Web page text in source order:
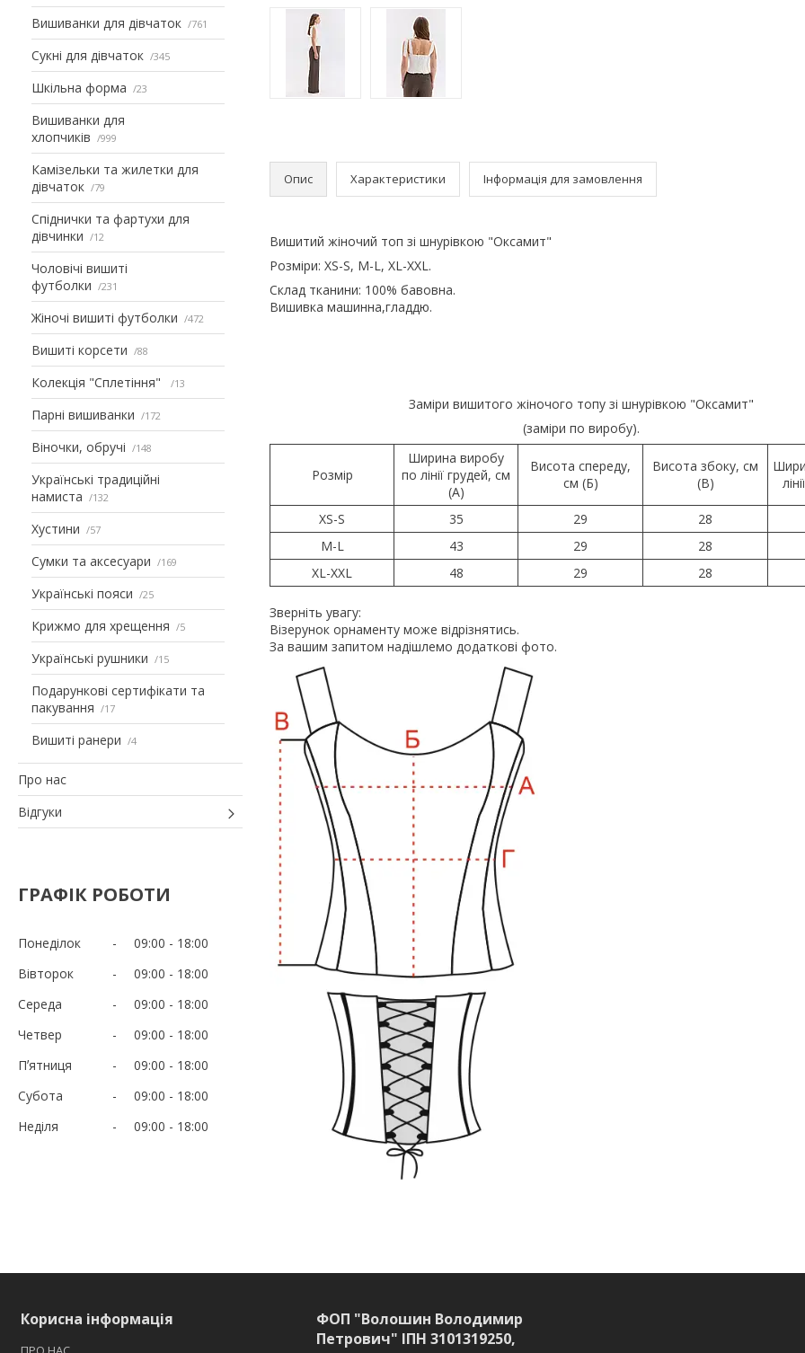
Вишиванки для дівчаток 761
Сукні для дівчаток 345
Шкільна форма 23
Вишиванки для
хлопчиків
999
Камізельки та жилетки для
дівчаток
79
Спіднички та фартухи для
дівчинки
12
Чоловічі вишиті
футболки
231
Жіночі вишиті футболки 472
Вишиті корсети 88
Колекція "Сплетіння" 13
Парні вишиванки 172
Віночки, обручі 148
Українські традиційні
намиста
132
Хустини 57
Сумки та аксесуари 169
Українські пояси 25
Крижмо для хрещення 5
Українські рушники 15
Подарункові сертифікати та
пакування
17
Вишиті ранери 4
Про нас
Відгуки
ГРАФІК РОБОТИ
Понеділок 09:00
18:00
Вівторок
09:00
18:00
Середа
09:00
18:00
Четвер
09:00
18:00
Пʼятниця
09:00
18:00
Субота
09:00
18:00
Неділя
09:00 18:00
Опис Характеристики Інформація для замовлення
Вишитий жіночий топ зі шнурівкою "Оксамит"
Розміри: XS-S, M-L, XL-XXL.
Склад тканини: 100% бавовна.
Вишивка машинна,гладдю.
Заміри вишитого жіночого топу зі шнурівкою "Оксамит"
(заміри по виробу).
Розмір
Ширина виробу
по лінії грудей, см
(А)
Висота спереду,
см (Б)
Висота збоку, см
(В)
XS-S 35 29
28
M-L
43 29
28
XL-XXL
48 29 28
Зверніть увагу:
Візерунок орнаменту може відрізнятись.
За вашим запитом надішлемо додаткові фото.
Корисна інформація
ФОП "Волошин Володимир
Петрович" ІПН 3101319250,